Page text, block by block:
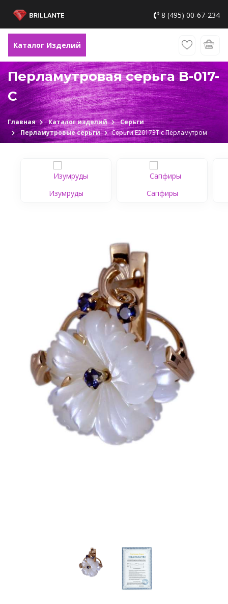
8 (495) 00-67-234
Каталог Изделий
Перламутровая серьга B-017-
C
Главная Каталог изделий
Серьги
Перламутровые серьги
Серьги Е20173Т c Перламутром
Изумруды Сапфиры